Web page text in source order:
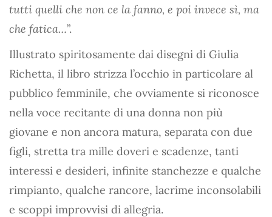
tutti quelli che non ce la fanno, e poi invece sì, ma
che fatica…”.
Illustrato spiritosamente dai disegni di Giulia
Richetta, il libro strizza l’occhio in particolare al
pubblico femminile, che ovviamente si riconosce
nella voce recitante di una donna non più
giovane e non ancora matura, separata con due
figli, stretta tra mille doveri e scadenze, tanti
interessi e desideri, infinite stanchezze e qualche
rimpianto, qualche rancore, lacrime inconsolabili
e scoppi improvvisi di allegria.